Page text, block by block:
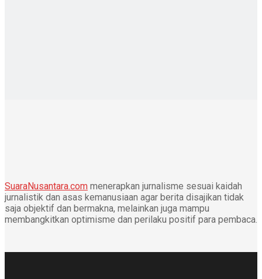
SuaraNusantara.com menerapkan jurnalisme sesuai kaidah
jurnalistik dan asas kemanusiaan agar berita disajikan tidak
saja objektif dan bermakna, melainkan juga mampu
membangkitkan optimisme dan perilaku positif para pembaca.